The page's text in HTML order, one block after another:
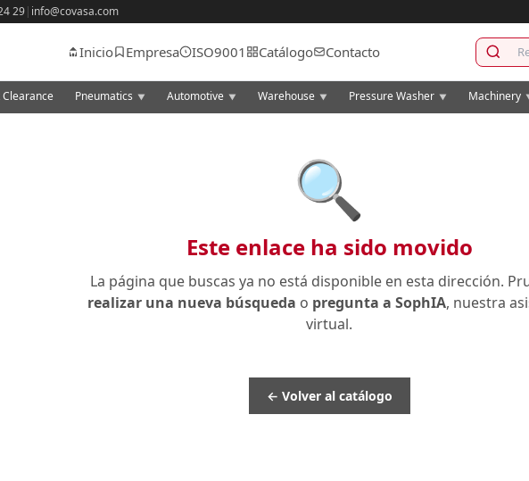
29| info@covasa.com
Inicio Empresa ISO9001 Catálogo Contacto
Clearance Pneumatics ▼ Automotive ▼ Warehouse ▼ Pressure Washer ▼ Machinery
🔍
Este enlace ha sido movido
La página que buscas ya no está disponible en esta dirección.
realizar una nueva búsqueda o pregunta a SophIA, nuestra
virtual.
← Volver al catálogo